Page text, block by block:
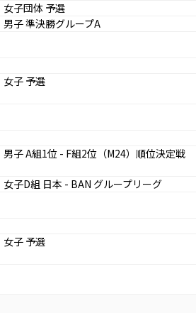
女子団体 予選
男子 準決勝グループA
女子 予選
男子 A組1位 - F組2位（M24）順位決定戦
女子D組 日本 - BAN グループリーグ
女子 予選